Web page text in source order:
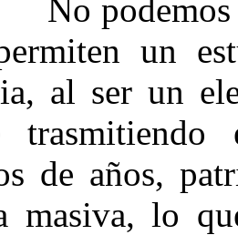
un
al ser un
trasmitiendo
de años,
masiva, lo